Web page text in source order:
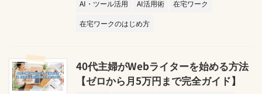
AI・ツール活用 AI活用術
在宅ワーク
在宅ワークのはじめ方
40代主婦がWebライターを始める方法
【ゼロから月5万円まで完全ガイド】